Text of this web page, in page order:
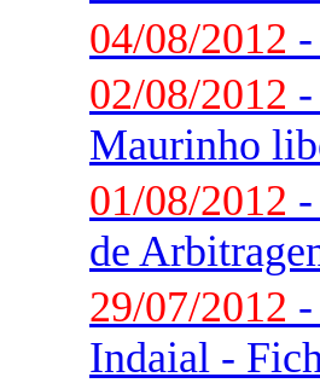
04/08/2012
02/08/2012
Maurinho
01/08/2012
de
29/07/2012
Indaial -